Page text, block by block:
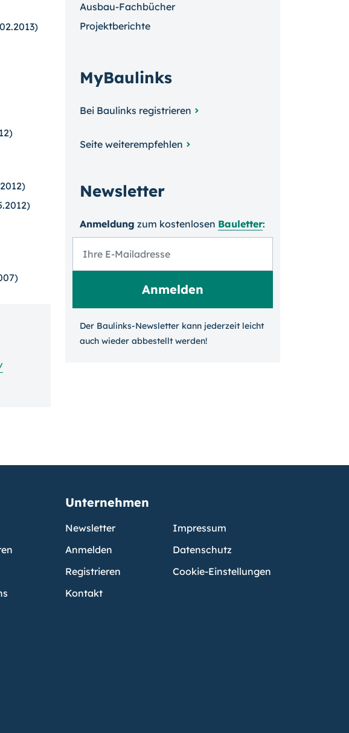
Ausbau-Fachbücher
Projektberichte
MyBaulinks
Bei Baulinks registrieren
Seite weiterempfehlen
Newsletter
Anmeldung zum kosten­losen Bauletter:
Der Baulinks-Newsletter kann jeder­zeit leicht
auch wieder ab­bestellt werden!
Unternehmen
Newsletter
Anmelden
Registrieren
Kontakt
Impressum
Datenschutz
Cookie-Einstellungen